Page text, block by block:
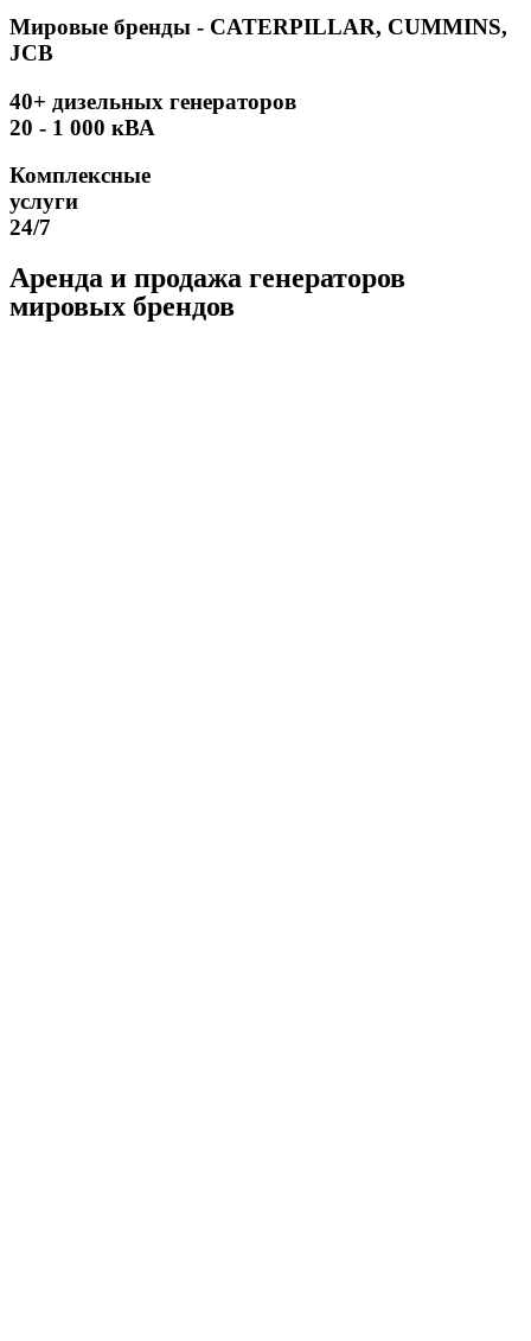
Мировые бренды - CATERPILLAR, CUMMINS,
JCB
40+ дизельных генераторов
20 - 1 000 кВА
Комплексные
услуги
24/7
Аренда и продажа генераторов
мировых брендов